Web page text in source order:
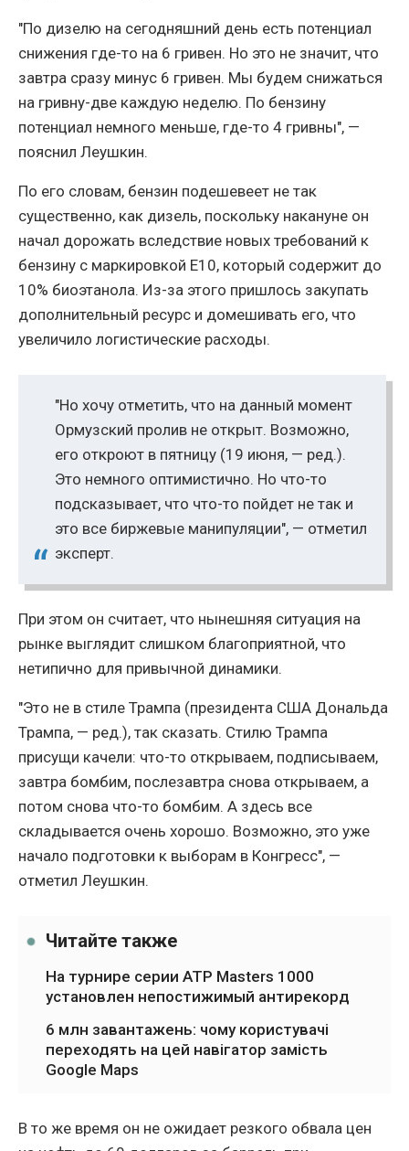
"По дизелю на сегодняшний день есть потенциал
снижения где-то на 6 гривен. Но это не значит, что
завтра сразу минус 6 гривен. Мы будем снижаться
на гривну-две каждую неделю. По бензину
потенциал немного меньше, где-то 4 гривны", —
пояснил Леушкин.
По его словам, бензин подешевеет не так
существенно, как дизель, поскольку накануне он
начал дорожать вследствие новых требований к
бензину с маркировкой Е10, который содержит до
10% биоэтанола. Из-за этого пришлось закупать
дополнительный ресурс и домешивать его, что
увеличило логистические расходы.
"Но хочу отметить, что на данный момент
Ормузский пролив не открыт. Возможно,
его откроют в пятницу (19 июня, — ред.).
Это немного оптимистично. Но что-то
подсказывает, что что-то пойдет не так и
это все биржевые манипуляции", — отметил
эксперт.
При этом он считает, что нынешняя ситуация на
рынке выглядит слишком благоприятной, что
нетипично для привычной динамики.
"Это не в стиле Трампа (президента США Дональда
Трампа, — ред.), так сказать. Стилю Трампа
присущи качели: что-то открываем, подписываем,
завтра бомбим, послезавтра снова открываем, а
потом снова что-то бомбим. А здесь все
складывается очень хорошо. Возможно, это уже
начало подготовки к выборам в Конгресс", —
отметил Леушкин.
Читайте также
На турнире серии ATP Masters 1000
установлен непостижимый антирекорд
6 млн завантажень: чому користувачі
переходять на цей навігатор замість
Google Maps
В то же время он не ожидает резкого обвала цен